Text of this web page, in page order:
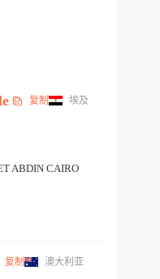
复制 埃及
ABDIN CAIRO
复制 澳大利亚